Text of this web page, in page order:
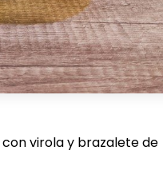
virola y brazalete de